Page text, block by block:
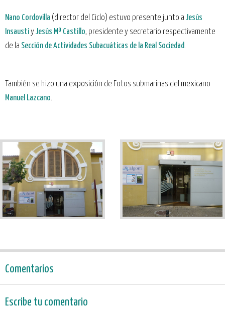
Nano Cordovilla (director del Ciclo) estuvo presente junto a Jesús
Insaustiy Jesús Mª Castillo, presidente y secretario respectivamente
de la Sección de Actividades Subacuáticas de la Real Sociedad.
También se hizo una exposición de Fotos submarinas del mexicano
Manuel Lazcano.
Comentarios
Escribe tu comentario